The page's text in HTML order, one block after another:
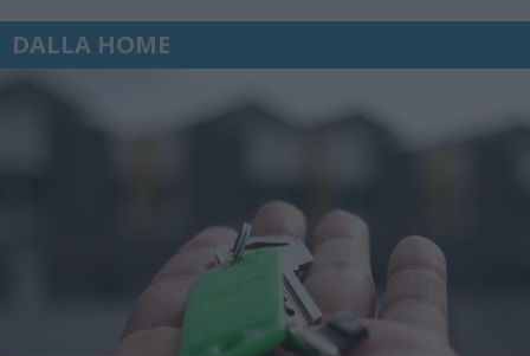
DALLA HOME